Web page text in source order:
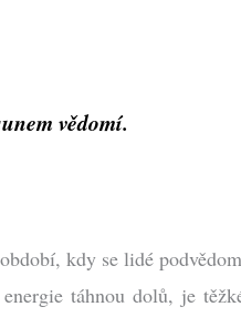
vědomí.
kdy se lidé
táhnou dolů, je